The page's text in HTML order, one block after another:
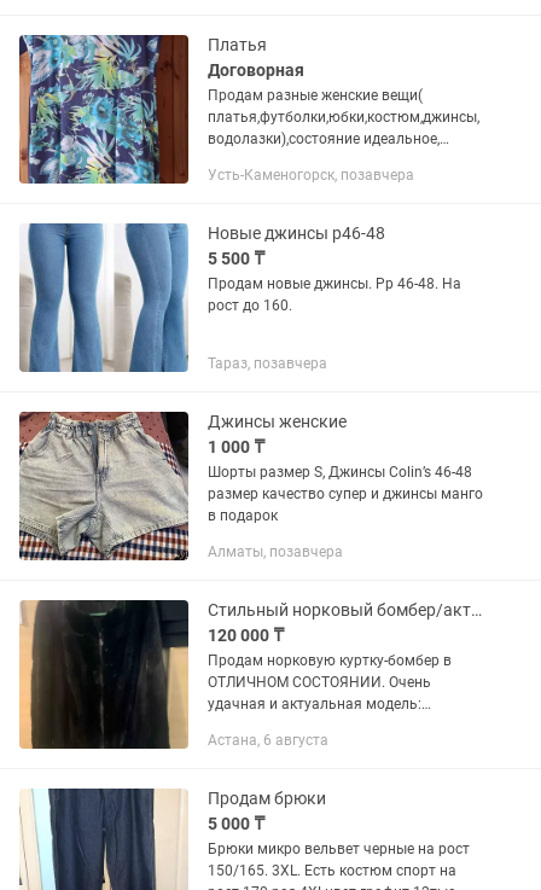
Платья
Договорная
Продам разные женские вещи(
платья,футболки,юбки,костюм,джинсы,
водолазки),состояние идеальное,
Усть-Каменогорск, позавчера
Новые джинсы р46-48
5 500 ₸
Продам новые джинсы. Рр 46-48. На
рост до 160.
Тараз, позавчера
Джинсы женские
1 000 ₸
Шорты размер S, Джинсы Colin’s 46-48
размер качество супер и джинсы манго
в подарок
Алматы, позавчера
Стильный норковый бомбер/актуальная модель
120 000 ₸
Продам норковую куртку-бомбер в
ОТЛИЧНОМ СОСТОЯНИИ. Очень
удачная и актуальная модель:
резинке снизу. Мех густой, блестящий,
Идеальное,...
Астана, 6 августа
Продам брюки
5 000 ₸
Брюки микро вельвет черные на рост
150/165. 3XL. Есть костюм спорт на